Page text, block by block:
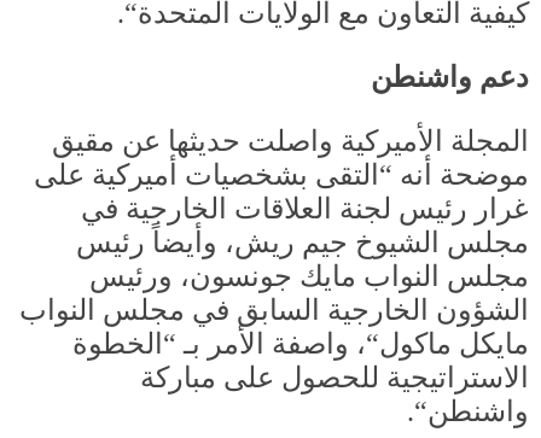
كيفية التعاون مع الولايات المتحدة“.
دعم واشنطن
المجلة الأميركية واصلت حديثها عن مقيق
موضحة أنه “ التقى بشخصيات أميركية على
غرار رئيس لجنة العلاقات الخارجية في
مجلس الشيوخ جيم ريش، وأيضاً رئيس
مجلس النواب مايك جونسون، ورئيس
الشؤون الخارجية السابق في مجلس النواب
مايكل ماكول“، واصفة الأمر بـ “ الخطوة
الاستراتيجية للحصول على مباركة
واشنطن“.